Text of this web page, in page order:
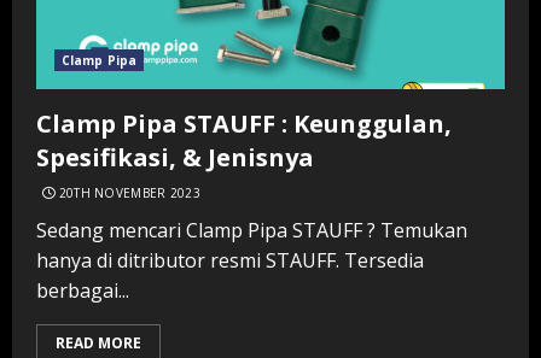
Clamp Pipa
Clamp Pipa STAUFF : Keunggulan,
Spesifikasi, & Jenisnya
20TH NOVEMBER 2023
Sedang mencari Clamp Pipa STAUFF ? Temukan
hanya di ditributor resmi STAUFF. Tersedia
berbagai...
READ MORE